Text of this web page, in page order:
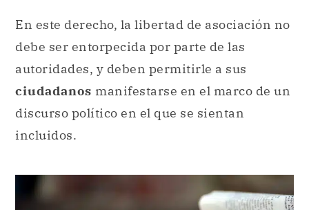
En este derecho, la libertad de asociación no
debe ser entorpecida por parte de las
autoridades, y deben permitirle a sus
ciudadanos manifestarse en el marco de un
discurso político en el que se sientan
incluidos.